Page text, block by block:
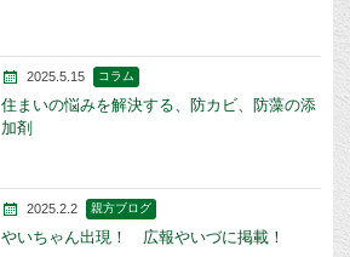
2025.5.15 コラム
住まいの悩みを解決する、防カビ、防藻の添
加剤
2025.2.2 親方ブログ
やいちゃん出現！ 広報やいづに掲載！